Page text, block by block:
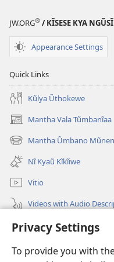
Privacy Settings
To provide you with
JW.ORG® / KĨSESE KYA
Appearance Settings
Quick Links
Kũlya Ũthokewe
Mantha Vala Tũmbanĩaa
(opens
new
window)
Mantha Ũmbano
(opens
new
window)
Nĩ Kyaũ Kĩkĩiwe
Vitio
Videos with Audio
Mantha
Mĩvothi
(opens